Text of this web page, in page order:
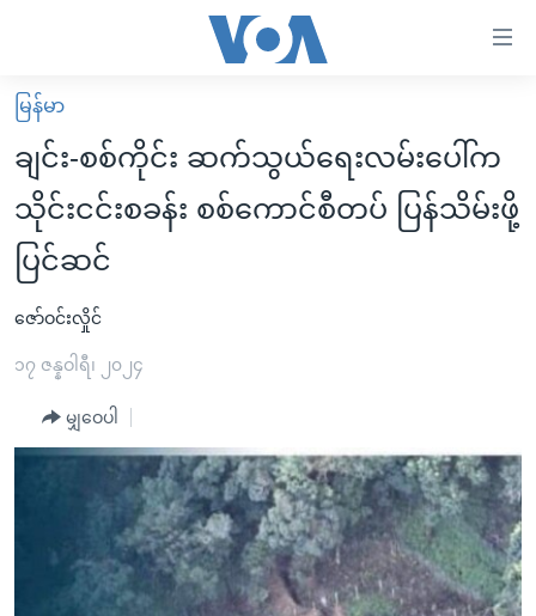
လွယ်ကူ
စေ
သည့်
Link
များ
ပင်မ
အကြောင်းအရာ
ကျော်
ကြည့်
မူလစာမျက်နှာ
မြန်မာ
ကမ္ဘာ့သတင်းများ
နိုင်ငံတကာ
အစ္စရေး-ပါလက်စတိုင်း
ဗွီဒီယို
အင်္ဂလိပ်စာလေ့လာမယ်
အမေရိကန်သုံးအီဒီယံ
မကြေးမုံရဲ့ အင်္ဂလိပ်စာ
ရုပ်ရှင်ထဲက အင်္ဂလိပ်စာ
သုတပဒေသာ အင်္ဂလိပ်စာ
အပတ်စဉ်ကဏ္ဍများ
ရေဒီယိုနှင့်ရုပ်သံ အချက်အလက်များ
ရေဒီယို/တီဗွီအစီအစဉ်
Learning English
မြန်မာ
ချင်း-စစ်ကိုင်း ဆက်သွယ်ရေးလမ်းပေါ်က
သိုင်းငင်းစခန်း စစ်ကောင်စီတပ် ပြန်သိမ်းဖို့
ပြင်ဆင်
ဇော်ဝင်းလှိုင်
၁၇ ဇန္နဝါရီ၊ ၂၀၂၄
မျှဝေပါ